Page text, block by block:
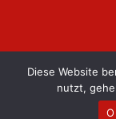
Diese Website
nutzt,